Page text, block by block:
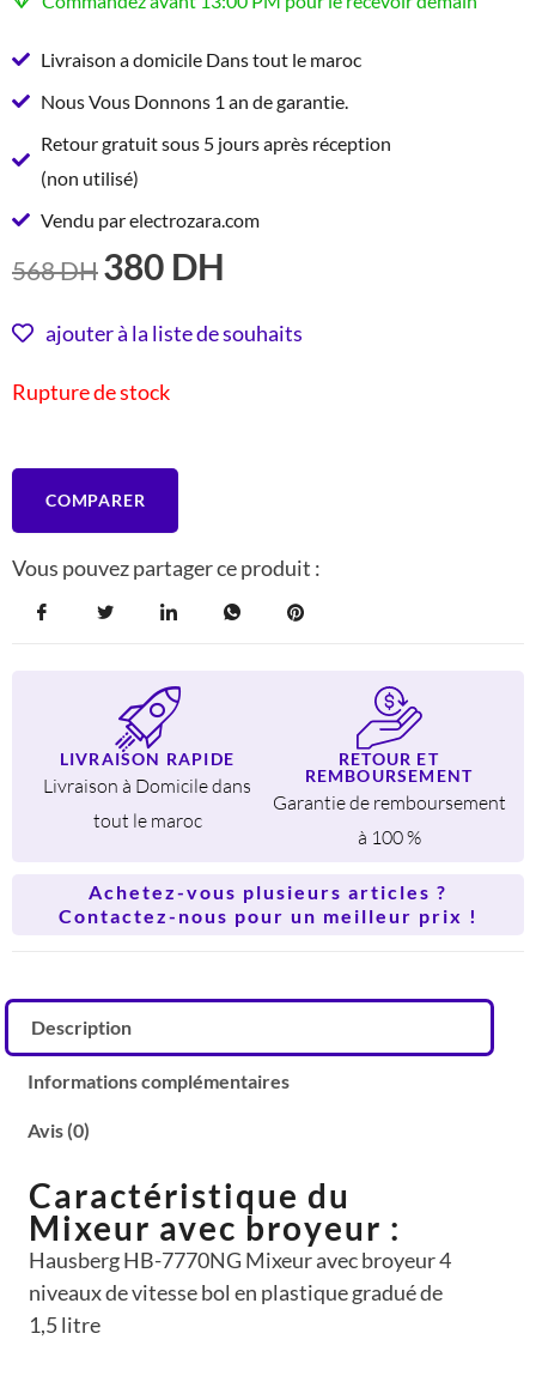
Livraison a domicile Dans tout le maroc
Nous Vous Donnons 1 an de garantie.
Retour gratuit sous 5 jours après réception
(non utilisé)
Vendu par electrozara.com
568DH LE
INITIAL
568 DH.
380 DH
ACTUEL
ajouter à la liste de souhaits
Rupture de stock
COMPARER
Vous pouvez partager ce produit :
LIVRAISON RAPIDE
Livraison à Domicile dans
tout le maroc
RETOUR ET
REMBOURSEMENT
Garantie de remboursement
à 100 %
Achetez-vous plusieurs articles ?
Contactez-nous pour un meilleur prix !
Description
Informations complémentaires
Avis (0)
Caractéristique du
Mixeur avec broyeur :
Hausberg HB-7770NG Mixeur avec broyeur 4
niveaux de vitesse bol en plastique gradué de
1,5 litre